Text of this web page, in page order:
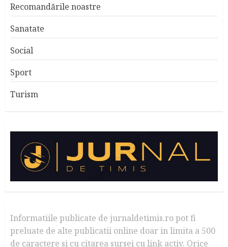
Recomandările noastre
Sanatate
Social
Sport
Turism
Informatiile publicate de jurnaldetimis.ro pot fi
preluate de alte publicatii online doar in limita a 500
de caractere si cu citarea sursei cu link activ. Orice